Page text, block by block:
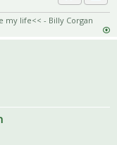
Zitat
my life<< - Billy Corgan